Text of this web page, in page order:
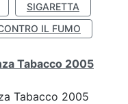
SIGARETTA
IL FUMO
Tabacco 2005
Tabacco 2005